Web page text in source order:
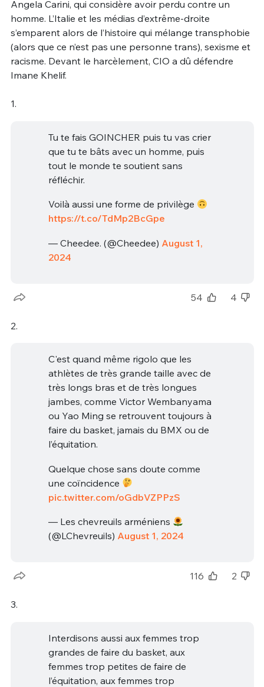
Angela Carini, qui considère avoir perdu contre un
homme. L’Italie et les médias d’extrême-droite
s’emparent alors de l’histoire qui mélange transphobie
(alors que ce n’est pas une personne trans), sexisme et
racisme. Devant le harcèlement, CIO a dû défendre
Imane Khelif.
1.
Tu te fais GOINCHER puis tu vas crier
que tu te bâts avec un homme, puis
tout le monde te soutient sans
réfléchir.
Voilà aussi une forme de privilège
https://t.co/TdMp2BcGpe
— Cheedee. (@Cheedee) August 1,
2024
54 4
2.
C'est quand même rigolo que les
athlètes de très grande taille avec de
très longs bras et de très longues
jambes, comme Victor Wembanyama
ou Yao Ming se retrouvent toujours à
faire du basket, jamais du BMX ou de
l’équitation.
Quelque chose sans doute comme
une coïncidence
pic.twitter.com/oGdbVZPPzS
— Les chevreuils arméniens
(@LChevreuils) August 1, 2024
116 2
3.
Interdisons aussi aux femmes trop
grandes de faire du basket, aux
femmes trop petites de faire de
l’équitation, aux femmes trop